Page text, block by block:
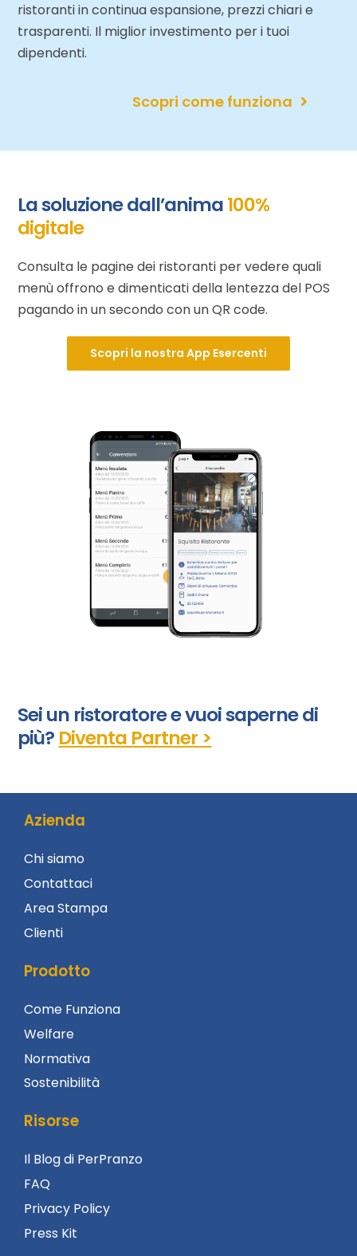
ristoranti in continua espansione, prezzi chiari e
trasparenti. Il miglior investimento per i tuoi
dipendenti.
Scopri come funziona
La soluzione dall’anima100%
digitale
Consulta le pagine dei ristoranti per vedere quali
menù offrono e dimenticati della lentezza del POS
pagando in un secondo con un QR code.
Scopri la nostra App Esercenti
Sei un ristoratore e vuoi saperne di
più? Diventa Partner >
Azienda
Chi siamo
Contattaci
Area Stampa
Clienti
Prodotto
Come Funziona
Welfare
Normativa
Sostenibilità
Risorse
Il Blog di PerPranzo
FAQ
Privacy Policy
Press Kit